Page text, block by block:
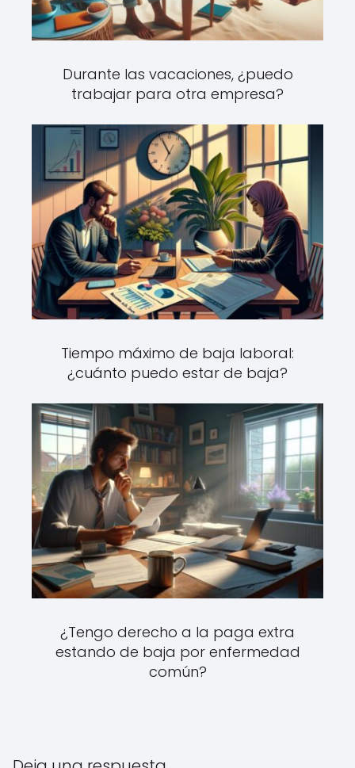
Durante las vacaciones, ¿puedo
trabajar para otra empresa?
Tiempo máximo de baja laboral:
¿cuánto puedo estar de baja?
¿Tengo derecho a la paga extra
estando de baja por enfermedad
común?